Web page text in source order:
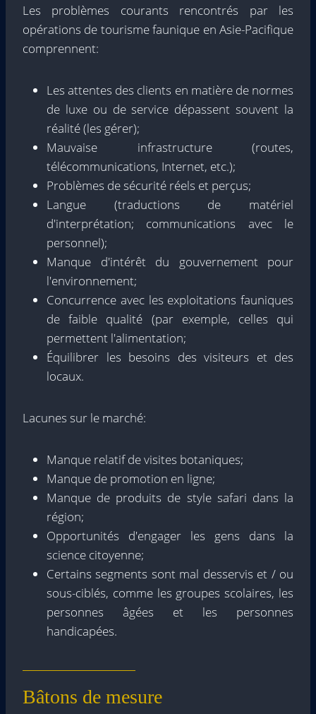
Les problèmes courants rencontrés par les
opérations de tourisme faunique en Asie-Pacifique
comprennent:
Les attentes des clients en matière de normes
de luxe ou de service dépassent souvent la
réalité (les gérer);
Mauvaise infrastructure (routes,
télécommunications, Internet, etc.);
Problèmes de sécurité réels et perçus;
Langue (traductions de matériel
d'interprétation; communications avec le
personnel);
Manque d'intérêt du gouvernement pour
l'environnement;
Concurrence avec les exploitations fauniques
de faible qualité (par exemple, celles qui
permettent l'alimentation;
Équilibrer les besoins des visiteurs et des
locaux.
Lacunes sur le marché:
Manque relatif de visites botaniques;
Manque de promotion en ligne;
Manque de produits de style safari dans la
région;
Opportunités d'engager les gens dans la
science citoyenne;
Certains segments sont mal desservis et / ou
sous-ciblés, comme les groupes scolaires, les
personnes âgées et les personnes
handicapées.
Bâtons de mesure